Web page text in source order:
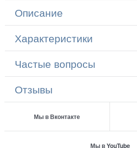
Описание
Характеристики
Частые вопросы
Отзывы
Мы в Вконтакте
Мы в YouTube